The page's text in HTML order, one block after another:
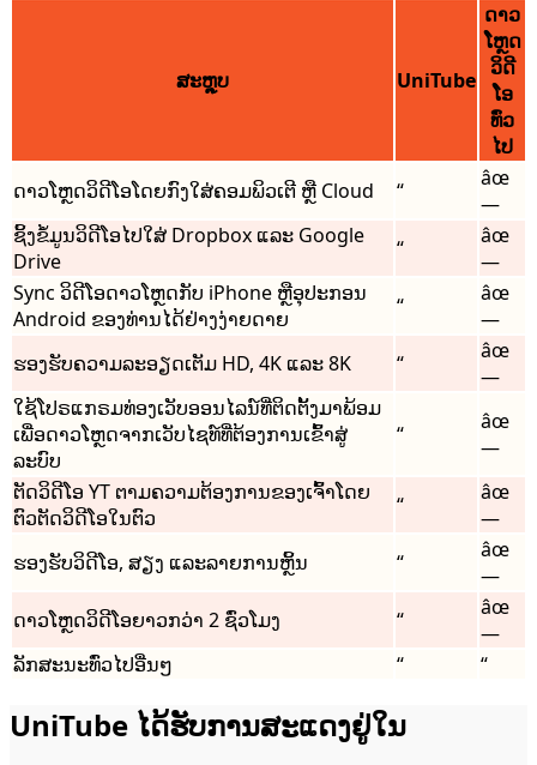
ສະຫຼຸບ UniTube
ດາວ​
ໂຫຼດ​
ວິ​ດີ​
ໂອ​
ທົ່ວ​
ໄປ​
ດາວໂຫຼດວິດີໂອໂດຍກົງໃສ່ຄອມພິວເຕີ ຫຼື Cloud
“
âœ
—
ຊິ້ງຂໍ້ມູນວິດີໂອໄປໃສ່ Dropbox ແລະ Google
Drive
“
âœ
—
Sync ວິ​ດີ​ໂອ​ດາວ​ໂຫຼດ​ກັບ iPhone ຫຼື​ອຸ​ປະ​ກອນ
Android ຂອງ​ທ່ານ​ໄດ້​ຢ່າງ​ງ່າຍ​ດາຍ​
“
âœ
—
ຮອງຮັບຄວາມລະອຽດເຕັມ HD, 4K ແລະ 8K
“
âœ
—
ໃຊ້ໂປຣແກຣມທ່ອງເວັບອອນໄລນ໌ທີ່ຕິດຕັ້ງມາພ້ອມ
ເພື່ອດາວໂຫຼດຈາກເວັບໄຊທ໌ທີ່ຕ້ອງການເຂົ້າສູ່
ລະບົບ
“
âœ
—
ຕັດວິດີໂອ YT ຕາມຄວາມຕ້ອງການຂອງເຈົ້າໂດຍ
ຕົວຕັດວິດີໂອໃນຕົວ
“
âœ
—
ຮອງຮັບວິດີໂອ, ສຽງ ແລະລາຍການຫຼິ້ນ
“
âœ
—
ດາວໂຫຼດວິດີໂອຍາວກວ່າ 2 ຊົ່ວໂມງ
“
âœ
—
ລັກສະນະທົ່ວໄປອື່ນໆ
“ “
UniTube ໄດ້ຮັບການສະແດງຢູ່ໃນ